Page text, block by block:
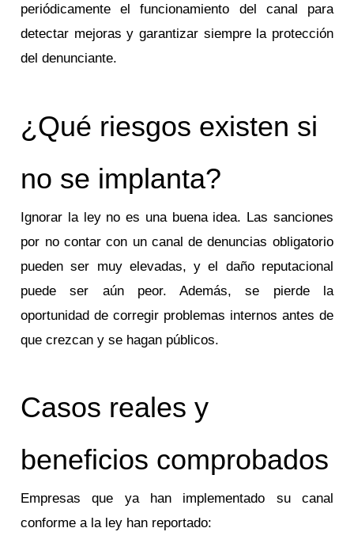
periódicamente el funcionamiento del canal para
detectar mejoras y garantizar siempre la protección
del denunciante.
¿Qué riesgos existen si
no se implanta?
Ignorar la ley no es una buena idea. Las sanciones
por no contar con un canal de denuncias obligatorio
pueden ser muy elevadas, y el daño reputacional
puede ser aún peor. Además, se pierde la
oportunidad de corregir problemas internos antes de
que crezcan y se hagan públicos.
Casos reales y
beneficios comprobados
Empresas que ya han implementado su canal
conforme a la ley han reportado: